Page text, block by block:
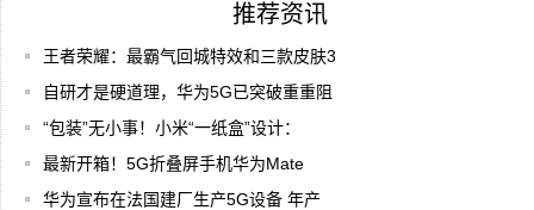
推荐资讯
王者荣耀：最霸气回城特效和三款皮肤3
自研才是硬道理，华为5G已突破重重阻
“包装”无小事！小米“一纸盒”设计：
最新开箱！5G折叠屏手机华为Mate
华为宣布在法国建厂生产5G设备 年产